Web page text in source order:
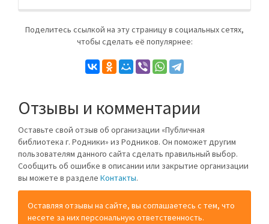
Поделитесь ссылкой на эту страницу в социальных сетях,
чтобы сделать её популярнее:
Отзывы и комментарии
Оставьте свой отзыв об организации «Публичная
библиотека г. Родники» из Родников. Он поможет другим
пользователям данного сайта сделать правильный выбор.
Сообщить об ошибке в описании или закрытие организации
вы можете в разделе Контакты.
Оставляя отзывы на сайте, вы соглашаетесь с тем, что
несете за них персональную ответственность.